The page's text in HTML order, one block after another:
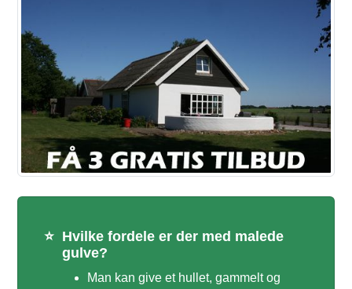
⭐ Hvilke fordele er der med malede
gulve?
Man kan give et hullet, gammelt og